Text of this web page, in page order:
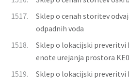
1517.
Sklep o cenah storitev
odpadnih voda
1518.
Sklep o lokacijski preveritvi
enote urejanja prostora
1519.
Sklep o lokacijski preveritvi